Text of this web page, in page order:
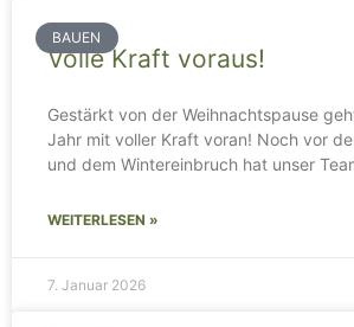
BAUEN
Volle Kraft voraus!
Gestärkt von der Weihnachtspause
Jahr mit voller Kraft voran! Noch vor
und dem Wintereinbruch hat unser
WEITERLESEN »
7. Januar 2026